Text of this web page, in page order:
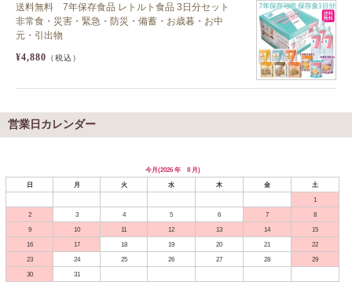
送料無料 7年保存食品 レトルト食品 3日分セット
非常食・災害・緊急・防災・備蓄・お歳暮・お中
元・引出物
¥4,880 （税込）
営業日カレンダー
今月(2026 年 8 月)
日
月 火 水 木 金
土
1
2
3 4 5 6 7
8
9
10 11 12 13 14
15
16
17 18 19 20 21
22
23
24 25 26 27 28
29
30
31